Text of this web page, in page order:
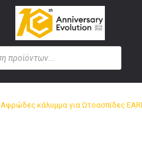
Aφρώδες κάλυμμα για Ωτοασπίδες